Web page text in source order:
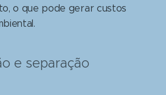
o que pode gerar custos
e separação